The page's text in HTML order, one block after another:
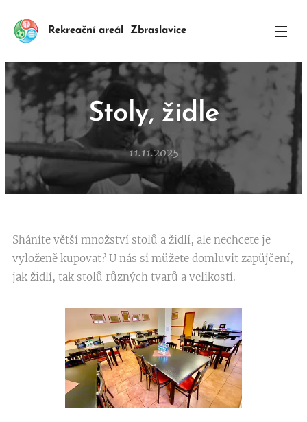
Rekreační areál Zbraslavice
Stoly, židle
11.11.2025
Sháníte větší množství stolů a židlí, ale nechcete je
vyloženě kupovat? U nás si můžete domluvit zapůjčení,
jak židlí, tak stolů různých tvarů a velikostí.